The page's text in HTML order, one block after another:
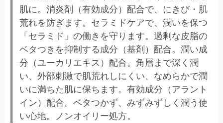
肌に。消炎剤（有効成分）配合で、にきび・肌
荒れを防ぎます。セラミドケアで、潤いを保つ
「セラミド」の働きを守ります。過剰な皮脂の
ベタつきを抑制する成分（基剤）配合。潤い成
分（ユーカリエキス）配合。角層まで深く潤
い、外部刺激で肌荒れしにくい、なめらかで潤
いに満ちた肌に保ちます。有効成分（アラント
イン）配合。ベタつかず、みずみずしく潤う使
い心地。ノンオイリー処方。